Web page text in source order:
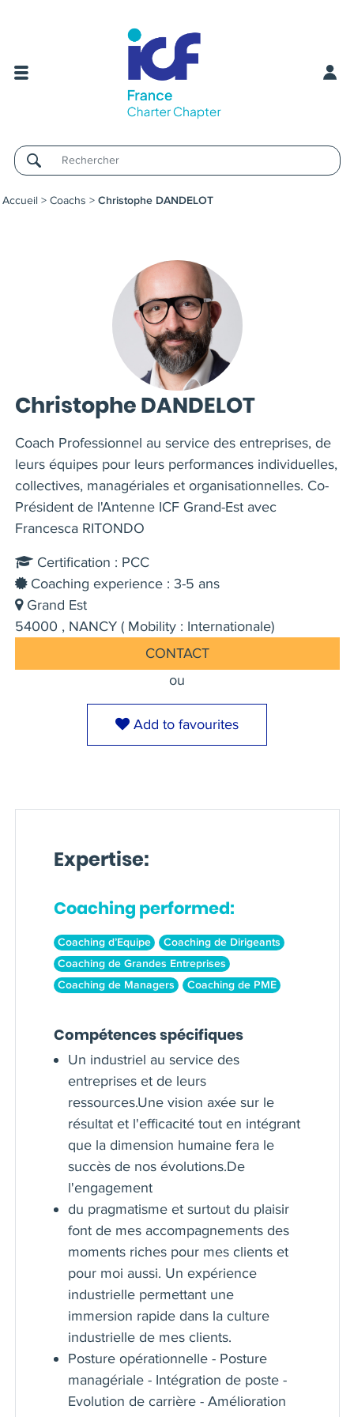
Username
Accueil > Coachs > Christophe DANDELOT
Christophe DANDELOT
Coach Professionnel au service des entreprises, de
leurs équipes pour leurs performances individuelles,
collectives, managériales et organisationnelles. Co-
Président de l'Antenne ICF Grand-Est avec
Francesca RITONDO
Certification : PCC
Coaching experience : 3-5 ans
Grand Est
54000 , NANCY ( Mobility : Internationale)
CONTACT
ou
Add to favourites
Expertise:
Coaching performed:
Coaching d’Equipe
Coaching de Dirigeants
Coaching de Grandes Entreprises
Coaching de Managers
Coaching de PME
Compétences spécifiques
Un industriel au service des
entreprises et de leurs
ressources.Une vision axée sur le
résultat et l'efficacité tout en intégrant
que la dimension humaine fera le
succès de nos évolutions.De
l'engagement
du pragmatisme et surtout du plaisir
font de mes accompagnements des
moments riches pour mes clients et
pour moi aussi. Un expérience
industrielle permettant une
immersion rapide dans la culture
industrielle de mes clients.
Posture opérationnelle - Posture
managériale - Intégration de poste -
Evolution de carrière - Amélioration